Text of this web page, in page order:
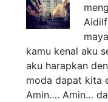
kamu kenal aku
aku harapkan
moda dapat kita
Amin…. Amin…